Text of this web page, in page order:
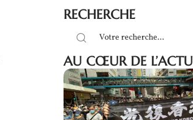
RECHERCHE
AU CŒUR DE L’ACTU